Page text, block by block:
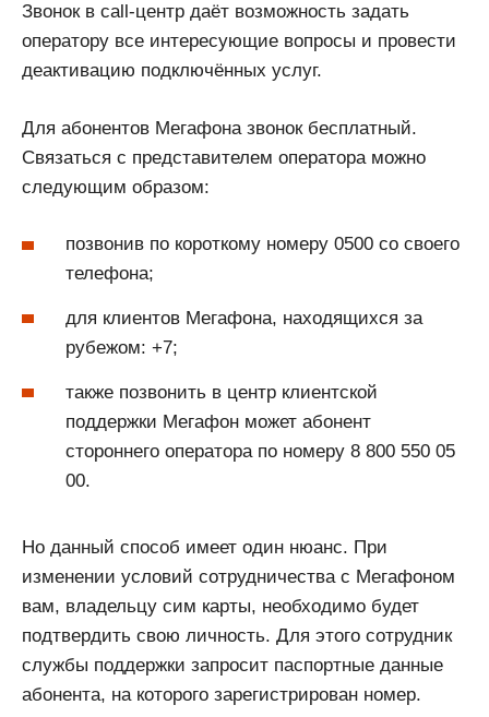
Звонок в call-центр даёт возможность задать
оператору все интересующие вопросы и провести
деактивацию подключённых услуг.
Для абонентов Мегафона звонок бесплатный.
Связаться с представителем оператора можно
следующим образом:
позвонив по короткому номеру 0500 со своего
телефона;
для клиентов Мегафона, находящихся за
рубежом: +7;
также позвонить в центр клиентской
поддержки Мегафон может абонент
стороннего оператора по номеру 8 800 550 05
00.
Но данный способ имеет один нюанс. При
изменении условий сотрудничества с Мегафоном
вам, владельцу сим карты, необходимо будет
подтвердить свою личность. Для этого сотрудник
службы поддержки запросит паспортные данные
абонента, на которого зарегистрирован номер.